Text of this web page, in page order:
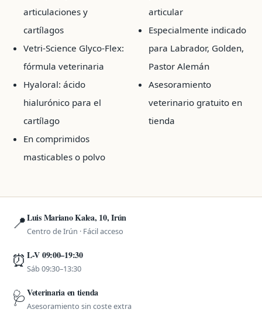
articulaciones y
cartílagos
Vetri-Science Glyco-Flex:
fórmula veterinaria
Hyaloral: ácido
hialurónico para el
cartílago
En comprimidos
masticables o polvo
articular
Especialmente indicado
para Labrador, Golden,
Pastor Alemán
Asesoramiento
veterinario gratuito en
tienda
📍Luis Mariano Kalea, 10, Irún
Centro de Irún · Fácil acceso
⏰ L-V 09:00–19:30
Sáb 09:30–13:30
🩺Veterinaria en tienda
Asesoramiento sin coste extra